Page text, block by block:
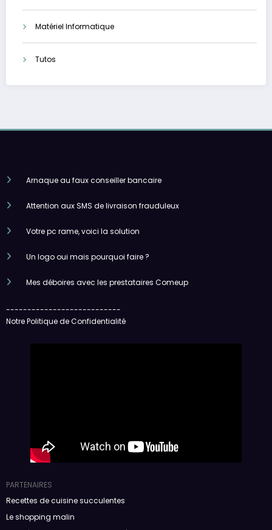
Matériel Informatique
Tutos
Arnaque au faux conseiller bancaire
Attention aux SMS de livraison frauduleux
Votre pc rame, voici la solution
Un logo oui mais pourquoi faire ?
Mes déboires avec les prestataires Comeup
---------------------------
Notre Politique de Confidentialité
PARTENAIRES
Recettes de cuisine succulentes
Le shopping malin